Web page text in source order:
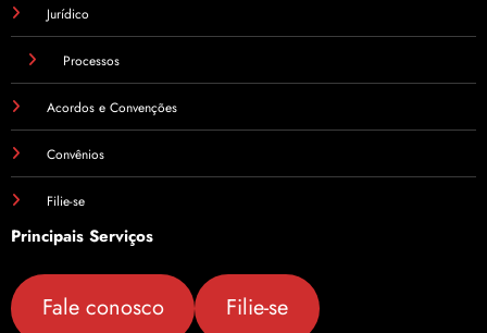
Jurídico
Processos
Acordos e Convenções
Convênios
Filie-se
Principais Serviços
Fale conosco Filie-se